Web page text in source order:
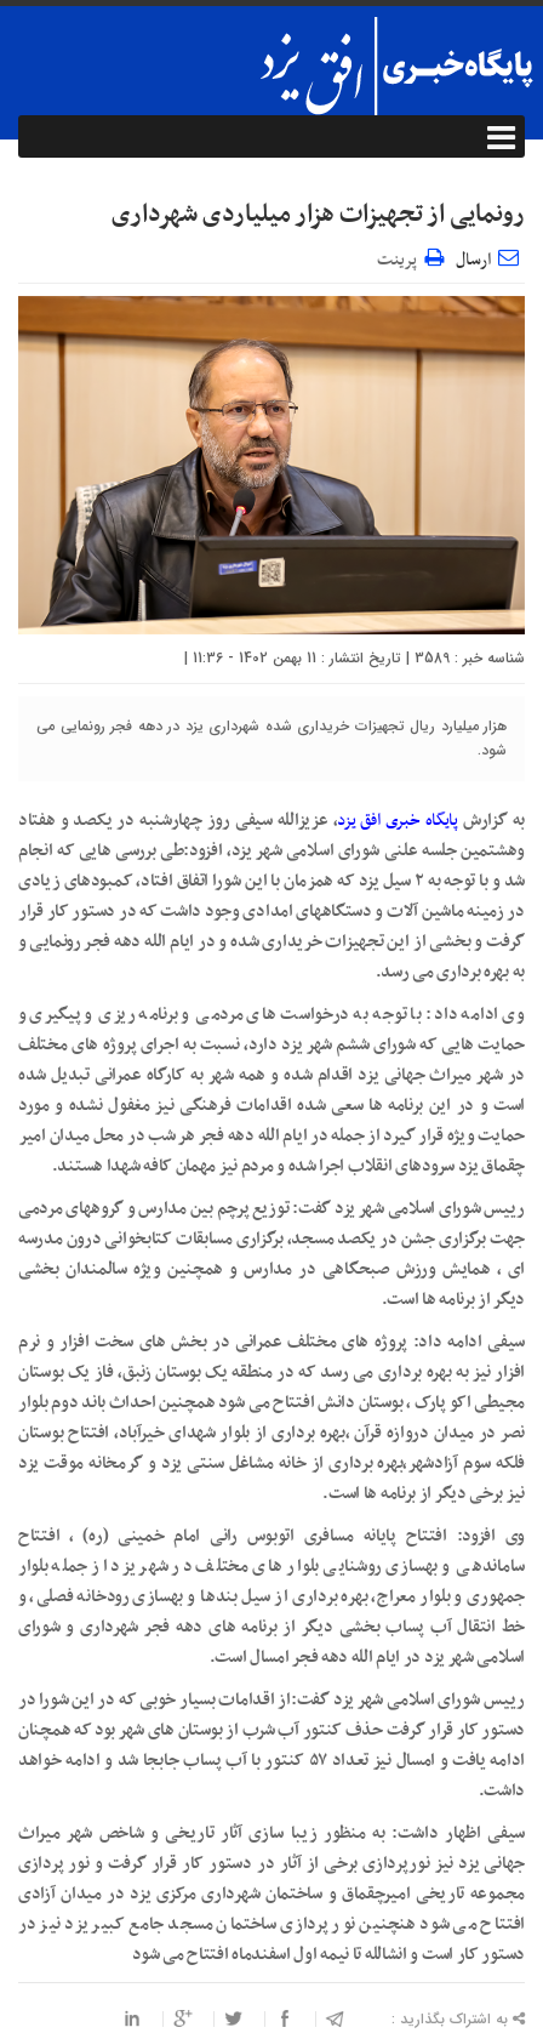
رونمایی از تجهیزات هزار میلیاردی شهرداری
ارسال پرینت
شناسه خبر : 3589 | تاریخ انتشار : 11 بهمن 1402 - 11:36 |
هزار میلیارد ریال تجهیزات خریداری شده شهرداری یزد در دهه فجر رونمایی می
شود.
به گزارشپایگاه خبری افق یزد، عزیزالله سیفی روز چهارشنبه در یکصد و هفتاد
وهشتمین جلسه علنی شورای اسلامی شهر یزد، افزود:طی بررسی هایی که انجام
شد و با توجه به ۲ سیل یزد که همزمان با این شورا اتفاق افتاد، کمبودهای زیادی
در زمینه ماشین آلات و دستگاههای امدادی وجود داشت که در دستور کار قرار
گرفت و بخشی از این تجهیزات خریداری شده و در ایام الله دهه فجر رونمایی و
به بهره برداری می رسد.
وی ادامه داد: با توجه به درخواست های مردمی و برنامه ریزی و پیگیری و
حمایت هایی که شورای ششم شهر یزد دارد، نسبت به اجرای پروژه های مختلف
در شهر میراث جهانی یزد اقدام شده و همه شهر به کارگاه عمرانی تبدیل شده
است و در این برنامه ها سعی شده اقدامات فرهنگی نیز مغفول نشده و مورد
حمایت ویژه قرار گیرد از جمله در ایام الله دهه فجر هر شب در محل میدان امیر
چقماق یزد سرودهای انقلاب اجرا شده و مردم نیز مهمان کافه شهدا هستند.
رییس شورای اسلامی شهر یزد گفت: توزیع پرچم بین مدارس و گروههای مردمی
جهت برگزاری جشن در یکصد مسجد، برگزاری مسابقات کتابخوانی درون مدرسه
ای ، همایش ورزش صبحگاهی در مدارس و همچنین ویژه سالمندان بخشی
دیگر از برنامه ها است.
سیفی ادامه داد: پروژه های مختلف عمرانی در بخش های سخت افزار و نرم
افزار نیز به بهره برداری می رسد که در منطقه یک بوستان زنبق، فاز یک بوستان
مجیطی اکو پارک ، بوستان دانش افتتاح می شود همچنین احداث باند دوم بلوار
نصر در میدان دروازه قرآن ،بهره برداری از بلوار شهدای خیرآباد، افتتاح بوستان
فلکه سوم آزادشهر،بهره برداری از خانه مشاغل سنتی یزد و گرمخانه موقت یزد
نیز برخی دیگر از برنامه ها است.
وی افزود: افتتاح پایانه مسافری اتوبوس رانی امام خمینی (ره) ، افتتاح
ساماندهی و بهسازی روشنایی بلوار های مختلف در شهر یزد از جمله بلوار
جمهوری و بلوار معراج، بهره برداری از سیل بندها و بهسازی رودخانه فصلی، و
خط انتقال آب پساب بخشی دیگر از برنامه های دهه فجر شهرداری و شورای
اسلامی شهر یزد در ایام الله دهه فجر امسال است.
رییس شورای اسلامی شهر یزد گفت:از اقدامات بسیار خوبی که در این شورا در
دستور کار قرار گرفت حذف کنتور آب شرب از بوستان های شهر بود که همچنان
ادامه یافت و امسال نیز تعداد ۵۷ کنتور با آب پساب جابجا شد و ادامه خواهد
داشت.
سیفی اظهار داشت: به منظور زیبا سازی آثار تاریخی و شاخص شهر میراث
جهانی یزد نیز نورپردازی برخی از آثار در دستور کار قرار گرفت و نور پردازی
مجموعه تاریخی امیرچقماق و ساختمان شهرداری مرکزی یزد در میدان آزادی
افتتاح می شود هنچنین نور پردازی ساختمان مسجد جامع کبیر یزد نیز در
دستور کار است و انشالله تا نیمه اول اسفندماه افتتاح می شود
به اشتراک بگذارید :